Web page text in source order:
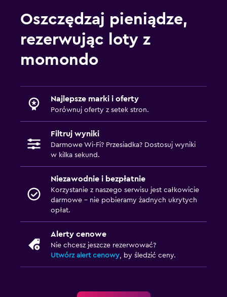
Oszczędzaj pieniądze,
rezerwując loty z
momondo
Najlepsze marki i oferty
Porównuj oferty z setek stron.
Filtruj wyniki
Darmowe Wi-Fi? Przesiadka? Dostosuj wyniki
w kilka sekund.
Niezawodnie i bezpłatnie
Korzystanie z naszego serwisu jest całkowicie
darmowe – nie pobieramy żadnych ukrytych
opłat.
Alerty cenowe
Nie chcesz jeszcze rezerwować?
Utwórz alert cenowy , by śledzić ceny.